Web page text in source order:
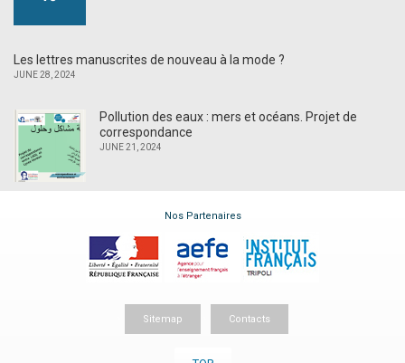
Les lettres manuscrites de nouveau à la mode ?
JUNE 28, 2024
Pollution des eaux : mers et océans. Projet de
correspondance
JUNE 21, 2024
Nos Partenaires
Sitemap Contacts